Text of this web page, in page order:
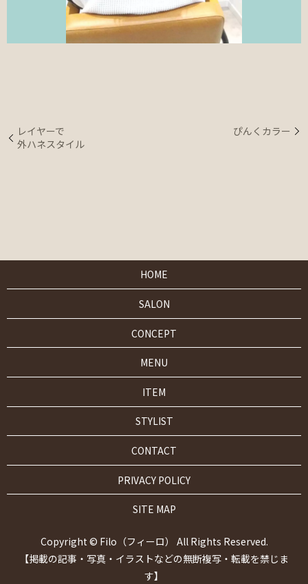
レイヤーで
外ハネスタイル
ぴんくカラー
HOME
SALON
CONCEPT
MENU
ITEM
STYLIST
CONTACT
PRIVACY POLICY
SITE MAP
Copyright © Filo（フィーロ） All Rights Reserved.
【掲載の記事・写真・イラストなどの無断複写・転載を禁じま
す】